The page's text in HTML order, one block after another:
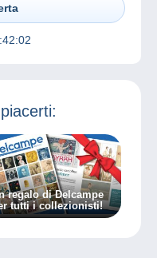
regalo di Delcampe
tutti i collezionisti!